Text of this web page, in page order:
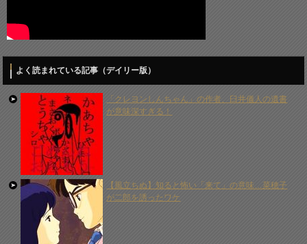
よく読まれている記事（デイリー版）
「クレヨンしんちゃん」の作者、臼井儀人の遺書
が意味深すぎる！
【風立ちぬ】知ると怖い「来て」の意味…菜穂子
が二郎を誘ったワケ